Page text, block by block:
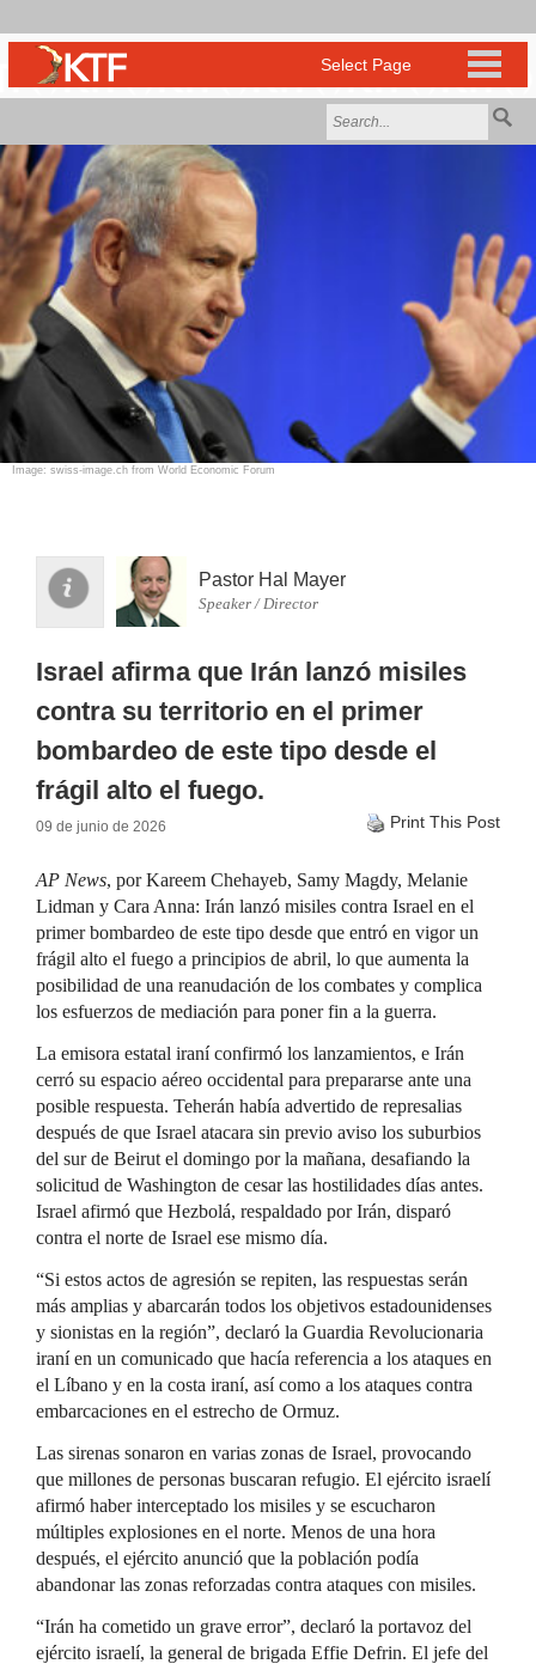
Image: swiss-image.ch from World Economic Forum
Pastor Hal Mayer
Speaker / Director
Israel afirma que Irán lanzó misiles
contra su territorio en el primer
bombardeo de este tipo desde el
frágil alto el fuego.
09 de junio de 2026 Print This Post
AP News, por Kareem Chehayeb, Samy Magdy, Melanie
Lidman y Cara Anna: Irán lanzó misiles contra Israel en el
primer bombardeo de este tipo desde que entró en vigor un
frágil alto el fuego a principios de abril, lo que aumenta la
posibilidad de una reanudación de los combates y complica
los esfuerzos de mediación para poner fin a la guerra.
La emisora ​​estatal iraní confirmó los lanzamientos, e Irán
cerró su espacio aéreo occidental para prepararse ante una
posible respuesta. Teherán había advertido de represalias
después de que Israel atacara sin previo aviso los suburbios
del sur de Beirut el domingo por la mañana, desafiando la
solicitud de Washington de cesar las hostilidades días antes.
Israel afirmó que Hezbolá, respaldado por Irán, disparó
contra el norte de Israel ese mismo día.
“Si estos actos de agresión se repiten, las respuestas serán
más amplias y abarcarán todos los objetivos estadounidenses
y sionistas en la región”, declaró la Guardia Revolucionaria
iraní en un comunicado que hacía referencia a los ataques en
el Líbano y en la costa iraní, así como a los ataques contra
embarcaciones en el estrecho de Ormuz.
Las sirenas sonaron en varias zonas de Israel, provocando
que millones de personas buscaran refugio. El ejército israelí
afirmó haber interceptado los misiles y se escucharon
múltiples explosiones en el norte. Menos de una hora
después, el ejército anunció que la población podía
abandonar las zonas reforzadas contra ataques con misiles.
“Irán ha cometido un grave error”, declaró la portavoz del
ejército israelí, la general de brigada Effie Defrin. El jefe del